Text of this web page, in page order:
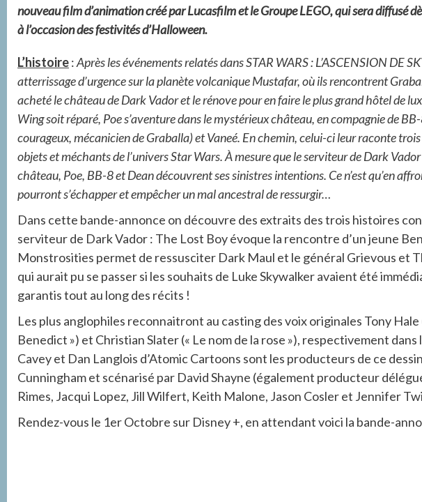
nouveau film d’animation créé par Lucasfilm et le Groupe LEGO, qui sera diffusé
à l’occasion des festivités d’Halloween.
L’histoire:Après les événements relatés dans STAR WARS : L’ASCENSION DE
atterrissage d’urgence sur la planète volcanique Mustafar, où ils rencontrent
acheté le château de Dark Vador et le rénove pour en faire le plus grand hôtel de
Wing soit réparé, Poe s’aventure dans le mystérieux château, en compagnie de
courageux, mécanicien de Graballa) et Vaneé. En chemin, celui-ci leur raconte
objets et méchants de l’univers Star Wars. À mesure que le serviteur de Dark
château, Poe, BB-8 et Dean découvrent ses sinistres intentions. Ce n’est qu’en
pourront s’échapper et empêcher un mal ancestral de ressurgir…
Dans cette bande-annonce on découvre des extraits des trois histoires
serviteur de Dark Vador : The Lost Boy évoque la rencontre d’un jeune
Monstrosities permet de ressusciter Dark Maul et le général Grievous et
qui aurait pu se passer si les souhaits de Luke Skywalker avaient été
garantis tout au long des récits !
Les plus anglophiles reconnaitront au casting des voix originales Tony
Benedict ») et Christian Slater (« Le nom de la rose »), respectivement
Cavey et Dan Langlois d’Atomic Cartoons sont les producteurs de ce
Cunningham et scénarisé par David Shayne (également producteur
Rimes, Jacqui Lopez, Jill Wilfert, Keith Malone, Jason Cosler et Jennifer
Rendez-vous le 1er Octobre sur Disney +, en attendant voici la bande-